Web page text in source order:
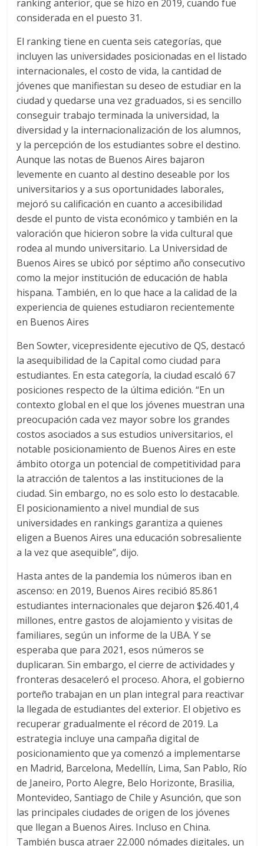
ranking anterior, que se hizo en 2019, cuando fue
considerada en el puesto 31.
El ranking tiene en cuenta seis categorías, que
incluyen las universidades posicionadas en el listado
internacionales, el costo de vida, la cantidad de
jóvenes que manifiestan su deseo de estudiar en la
ciudad y quedarse una vez graduados, si es sencillo
conseguir trabajo terminada la universidad, la
diversidad y la internacionalización de los alumnos,
y la percepción de los estudiantes sobre el destino.
Aunque las notas de Buenos Aires bajaron
levemente en cuanto al destino deseable por los
universitarios y a sus oportunidades laborales,
mejoró su calificación en cuanto a accesibilidad
desde el punto de vista económico y también en la
valoración que hicieron sobre la vida cultural que
rodea al mundo universitario. La Universidad de
Buenos Aires se ubicó por séptimo año consecutivo
como la mejor institución de educación de habla
hispana. También, en lo que hace a la calidad de la
experiencia de quienes estudiaron recientemente
en Buenos Aires
Ben Sowter, vicepresidente ejecutivo de QS, destacó
la asequibilidad de la Capital como ciudad para
estudiantes. En esta categoría, la ciudad escaló 67
posiciones respecto de la última edición. “En un
contexto global en el que los jóvenes muestran una
preocupación cada vez mayor sobre los grandes
costos asociados a sus estudios universitarios, el
notable posicionamiento de Buenos Aires en este
ámbito otorga un potencial de competitividad para
la atracción de talentos a las instituciones de la
ciudad. Sin embargo, no es solo esto lo destacable.
El posicionamiento a nivel mundial de sus
universidades en rankings garantiza a quienes
eligen a Buenos Aires una educación sobresaliente
a la vez que asequible”, dijo.
Hasta antes de la pandemia los números iban en
ascenso: en 2019, Buenos Aires recibió 85.861
estudiantes internacionales que dejaron $26.401,4
millones, entre gastos de alojamiento y visitas de
familiares, según un informe de la UBA. Y se
esperaba que para 2021, esos números se
duplicaran. Sin embargo, el cierre de actividades y
fronteras desaceleró el proceso. Ahora, el gobierno
porteño trabajan en un plan integral para reactivar
la llegada de estudiantes del exterior. El objetivo es
recuperar gradualmente el récord de 2019. La
estrategia incluye una campaña digital de
posicionamiento que ya comenzó a implementarse
en Madrid, Barcelona, Medellín, Lima, San Pablo, Río
de Janeiro, Porto Alegre, Belo Horizonte, Brasilia,
Montevideo, Santiago de Chile y Asunción, que son
las principales ciudades de origen de los jóvenes
que llegan a Buenos Aires. Incluso en China.
También busca atraer 22.000 nómades digitales, un